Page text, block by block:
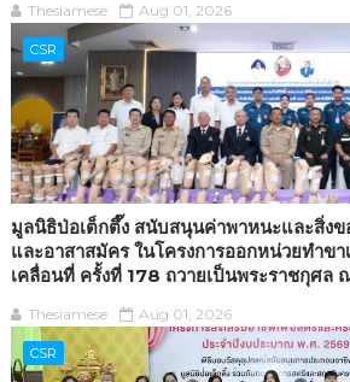
Thesiamese Aug 01, 2026
CSR
มูลนิธิป่อเต็กตึ๊ง สนับสนุนค่าพาหนะและสิ่งข
และอาสาสมัคร ในโครงการออกหน่วยทำข
เคลื่อนที่ ครั้งที่ 178 ถวายเป็นพระราชกุศล
Thesiamese Aug 01, 2026
CSR